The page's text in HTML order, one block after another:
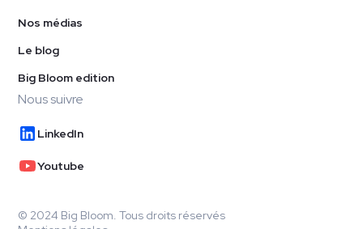
Nos médias
Le blog
Big Bloom edition
Nous suivre
LinkedIn
Youtube
© 2024 Big Bloom. Tous droits réservés